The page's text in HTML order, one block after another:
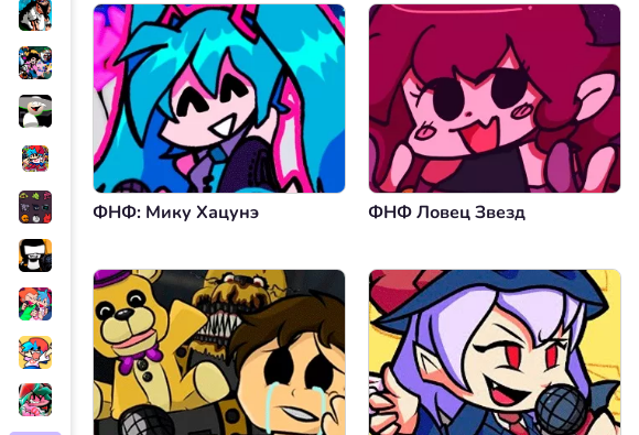
ФНФ: Мику Хацунэ ФНФ Ловец Звезд